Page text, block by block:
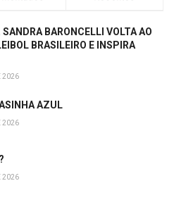
BARONCELLI VOLTA AO
BRASILEIRO E INSPIRA
2026
AZUL
2026
2026